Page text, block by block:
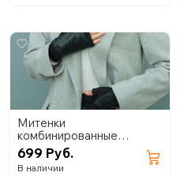
Митенки
комбинированные
(экокожа+замша) 02.24
699 Руб.
В наличии